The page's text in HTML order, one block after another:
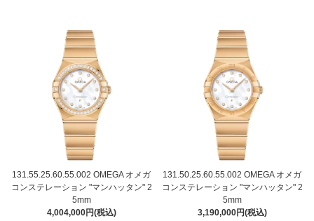
131.55.25.60.55.002 OMEGA オメガ
コンステレーション "マンハッタン" 2
5mm
4,004,000円(税込)
131.50.25.60.55.002 OMEGA オメガ
コンステレーション "マンハッタン" 2
5mm
3,190,000円(税込)